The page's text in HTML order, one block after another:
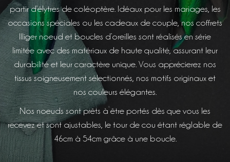
partir d’élytres de coléoptère. Idéaux pour les mariages, les
occasions spéciales ou les cadeaux de couple, nos coffrets
Illiger noeud et boucles d’oreilles sont réalisés en série
limitée avec des matériaux de haute qualité, assurant leur
durabilité et leur caractère unique. Vous apprécierez nos
tissus soigneusement sélectionnés, nos motifs originaux et
nos couleurs élégantes.
Nos noeuds sont prêts à être portés dès que vous les
recevez et sont ajustables, le tour de cou étant réglable de
46cm à 54cm grâce à une boucle.